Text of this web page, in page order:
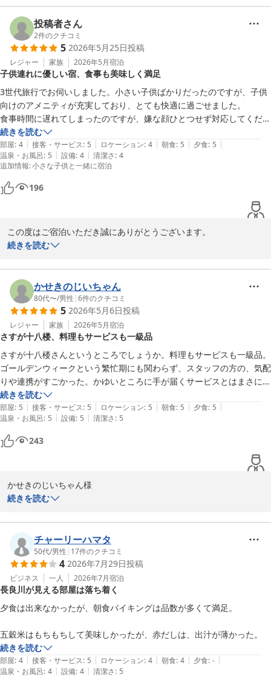
次回はぜひお母様とご一緒に露天風呂付き客室でゆったりとしたひ
とときをお過ごしいただけましたら幸いでございます。
この度はご宿泊ならびに温かなお言葉をお寄せいただき重ねて御礼
申し上げます。
ほしいやすみ様のまたのお越しをスタッフ一同心よりお待ち申し上
げております。
長良川温泉 十八楼
2026-07-07
送迎サービスや温泉、お食事にご満足いただけたとのこと大変嬉し
く拝見いたしました。
ご到着時はあいにくのお天気でございましたが、少しでも快適にお
過ごしいただけましたなら幸いでございます。
またチェックインやお部屋へのご案内を担当したスタッフの対応に
つきましても温かいお言葉を頂戴し、大変励みとなっております。
お部屋ではごゆっくりお寛ぎいただき、温泉やご夕食もお楽しみい
ただけたとのこと何よりでございます。
鵜飼につきましても当館から直接ご乗船いただける利便性を感じて
いただけたご様子を嬉しく拝見いたしました。
「健康美食」をテーマとしたご朝食バイキングにつきましても、
様々なお料理を美味しくお召し上がりいただけたとのこと大変光栄
この度はご宿泊ならびに温かなお言葉をお寄せいただき重ねて御礼
申し上げます。
長良川温泉 十八楼
2026-06-07
投稿者さん
2件のクチコミ
5 2026年5月25日投稿
レジャー 家族 2026年5月宿泊
子供連れに優しい宿、食事も美味しく満足
3世代旅行でお伺いしました。小さい子供ばかりだったのですが、子供
向けのアメニティが充実しており、とても快適に過ごせました。
食事時間に遅れてしまったのですが、嫌な顔ひとつせず対応してくださ
りありがたかったです。
夕食も朝食もとても美味しく、とても満足できました。
楽しい思い出ができ、またぜひ利用したい宿になりました！
続きを読む
部屋: 4 | 接客・サービス: 5 | ロケーション: 4 | 朝食: 5 | 夕食: 5 |
温泉・お風呂: 5 | 設備: 4 | 清潔さ: 4
追加情報:小さな子供と一緒に宿泊
196
この度はご宿泊いただき誠にありがとうございます。
ご家族三世代での大切なご旅行に当館をお選びいただきましたこと
小さなお子様連れでのご滞在が快適なものとなりましたようで大変
嬉しく拝見いたしました。
お子様向けのアメニティもお役に立てたとのこと何よりでございま
す。
またお食事のお時間につきましても、少しでも安心してお過ごしい
ただけましたなら幸いでございます。
ご夕食、ご朝食ともにご満足いただけたとのお言葉は調理スタッフ
にとりましても大きな励みとなります。
ご家族皆さまで楽しい思い出をお作りいただけたご様子を伺い私ど
もも大変嬉しく存じます。
「またぜひ利用したい」というお言葉に恥じぬよう、スタッフ一同
この度はご宿泊ならびに温かなお言葉をお寄せいただき重ねて御礼
申し上げます。
おります。
長良川温泉 十八楼
2026-05-29
続きを読む
かせきのじいちゃん
80代〜/男性 |6件のクチコミ
5 2026年5月6日投稿
レジャー 家族 2026年5月宿泊
さすが十八楼、料理もサービスも一級品
さすが十八楼さんというところでしょうか。料理もサービスも一級品。
ゴールデンウィークという繁忙期にも関わらず、スタッフの方の、気配
りや連携がすごかった。かゆいところに手が届くサービスとはまさにこ
のようなサービスを言うのでしょう。本当にいい旅館だな。リピートし
たいなという気持ちに自然となりました。特に朝食はバイキングだった
んですが、どの料理もおいしくて、手を抜いた感じが全くありませんで
した。高級宿としてのプライドが感じられる本当に良い宿だと思いま
す。これからも頑張ってください。またお邪魔します。
続きを読む
部屋: 5 | 接客・サービス: 5 | ロケーション: 5 | 朝食: 5 | 夕食: 5 |
温泉・お風呂: 5 | 設備: 5 | 清潔さ: 5
243
かせきのじいちゃん様
「さすが十八楼」とのお言葉を頂戴し大変光栄に存じます。
お料理やサービスにつきまして一級品と感じていただけたこと、ス
タッフ一同にとって何よりの励みでございます。
スタッフの気配りや連携にまで目を向けていただき、かゆいところ
に手が届くサービスとのお言葉を頂戴できましたこと心より嬉しく
また朝食バイキングにつきましても一品一品をお楽しみいただき、
私どものこだわりを感じていただけたとのこと大変ありがたく存じ
ます。
続きを読む
チャーリーハマタ
50代/男性 | 17件のクチコミ
4 2026年7月29日投稿
ビジネス 一人 2026年7月宿泊
長良川が見える部屋は落ち着く
夕食は出来なかったが、朝食バイキングは品数が多くて満足。
五穀米はもちもちして美味しかったが、赤だしは、出汁が薄かった。
続きを読む
部屋: 4 | 接客・サービス: 5 | ロケーション: 4 | 朝食: 4 | 夕食: - |
温泉・お風呂: 4 | 設備: 4 | 清潔さ: 5